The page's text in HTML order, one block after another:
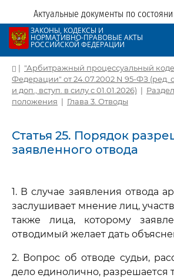
Актуальные документы по
ЗАКОНЫ, КОДЕКСЫ И
НОРМАТИВНО-ПРАВОВЫЕ АКТЫ
РОССИЙСКОЙ ФЕДЕРАЦИИ
| "Арбитражный процессуальный
Федерации" от 24.07.2002 N 95-ФЗ (ред. от
и доп., вступ. в силу с 01.01.2026) |
положения | Глава 3. Отводы
Статья 25. Порядок
заявленного отвода
1. В случае заявления отвода
заслушивает мнение лиц,
также лица, которому
отводимый желает дать
2. Вопрос об отводе судьи,
дело единолично, разрешается